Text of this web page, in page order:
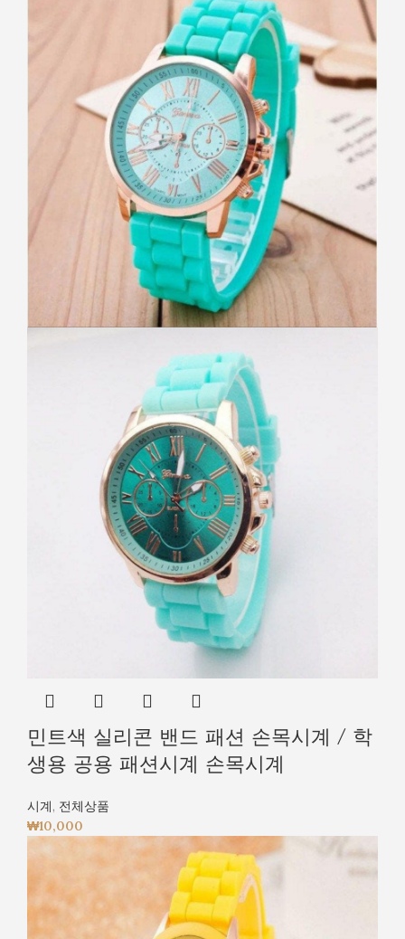
민트색 실리콘 밴드 패션 손목시계 / 학
생용 공용 패션시계 손목시계
시계, 전체상품
₩10,000